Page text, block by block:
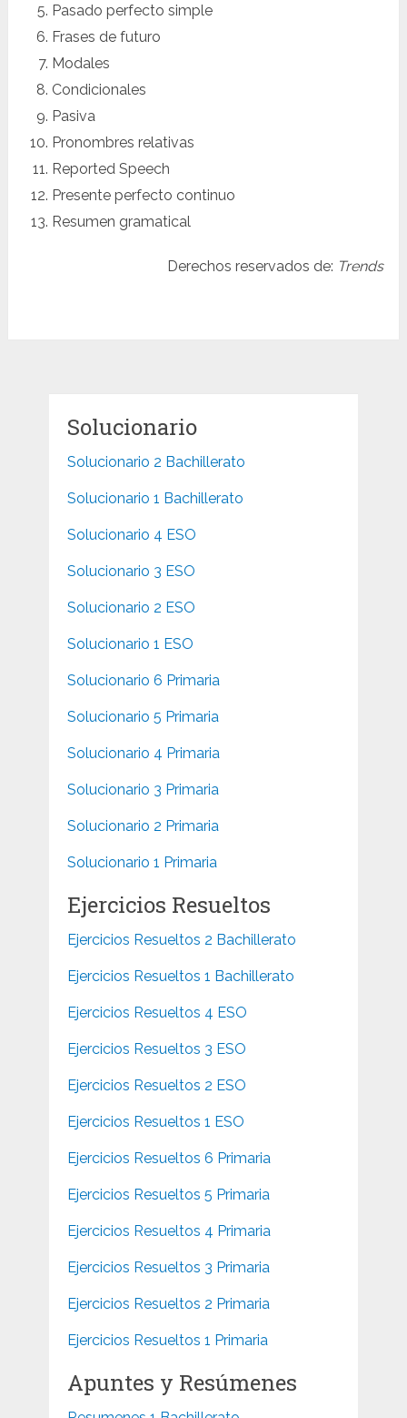
Pasado perfecto simple
Frases de futuro
Modales
Condicionales
Pasiva
Pronombres relativas
Reported Speech
Presente perfecto continuo
Resumen gramatical
Derechos reservados de: Trends
Solucionario
Solucionario 2 Bachillerato
Solucionario 1 Bachillerato
Solucionario 4 ESO
Solucionario 3 ESO
Solucionario 2 ESO
Solucionario 1 ESO
Solucionario 6 Primaria
Solucionario 5 Primaria
Solucionario 4 Primaria
Solucionario 3 Primaria
Solucionario 2 Primaria
Solucionario 1 Primaria
Ejercicios Resueltos
Ejercicios Resueltos 2 Bachillerato
Ejercicios Resueltos 1 Bachillerato
Ejercicios Resueltos 4 ESO
Ejercicios Resueltos 3 ESO
Ejercicios Resueltos 2 ESO
Ejercicios Resueltos 1 ESO
Ejercicios Resueltos 6 Primaria
Ejercicios Resueltos 5 Primaria
Ejercicios Resueltos 4 Primaria
Ejercicios Resueltos 3 Primaria
Ejercicios Resueltos 2 Primaria
Ejercicios Resueltos 1 Primaria
Apuntes y Resúmenes